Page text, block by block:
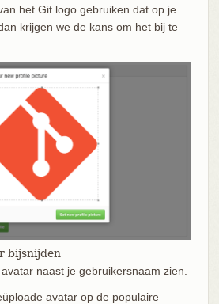
het Git logo gebruiken dat op je
krijgen we de kans om het bij te
bijsnijden
naast je gebruikersnaam zien.
avatar op de populaire